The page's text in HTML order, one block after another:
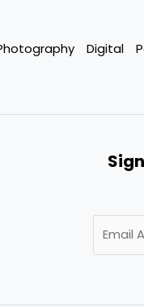
Digital